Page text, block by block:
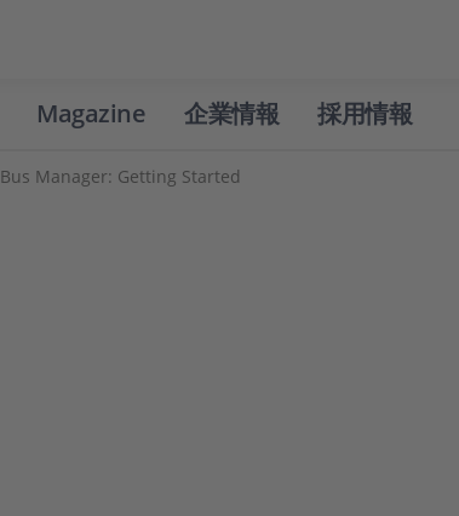
Magazine 企業情報 採用情報
Bus Manager: Getting Started